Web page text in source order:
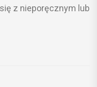
z nieporęcznym lub